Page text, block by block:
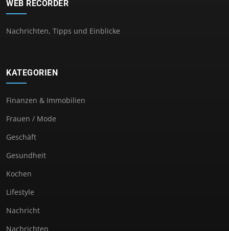
WEB RECORDER
Nachrichten, Tipps und Einblicke
KATEGORIEN
Finanzen & Immobilien
Frauen / Mode
Geschäft
Gesundheit
Kochen
Lifestyle
Nachricht
Nachrichten